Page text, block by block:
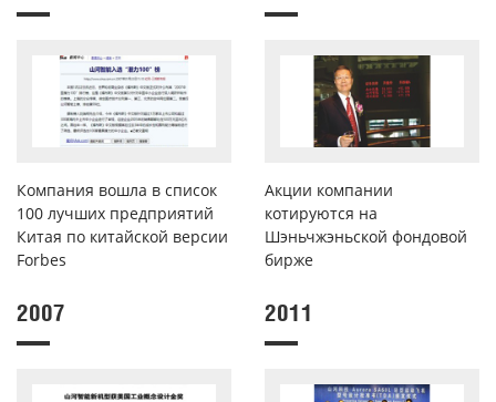
Компания вошла в список
100 лучших предприятий
Китая по китайской версии
Forbes
Акции компании
котируются на
Шэньчжэньской фондовой
бирже
2007 2011